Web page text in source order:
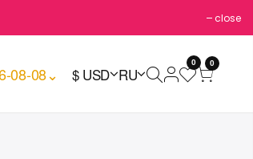
close
08-08⌄ $ USD RU
0 0